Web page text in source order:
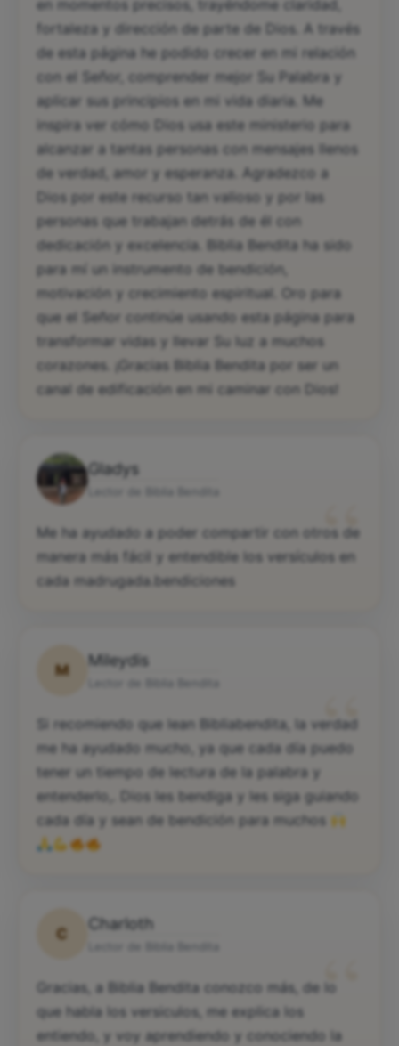
en momentos precisos, trayéndome claridad,
fortaleza y dirección de parte de Dios. A través
de esta página he podido crecer en mi relación
con el Señor, comprender mejor Su Palabra y
aplicar sus principios en mi vida diaria. Me
inspira ver cómo Dios usa este ministerio para
alcanzar a tantas personas con mensajes llenos
de verdad, amor y esperanza. Agradezco a
Dios por este recurso tan valioso y por las
personas que trabajan detrás de él con
dedicación y excelencia. Biblia Bendita ha sido
para mí un instrumento de bendición,
motivación y crecimiento espiritual. Oro para
que el Señor continúe usando esta página para
transformar vidas y llevar Su luz a muchos
corazones. ¡Gracias Biblia Bendita por ser un
canal de edificación en mi caminar con Dios!
Gladys
“
Me ha ayudado a poder compartir con otros de
manera más fácil y entendible los versículos en
cada madrugada.bendiciones
M
Mileydis
“
Si recomiendo que lean Bibliabendita, la verdad
me ha ayudado mucho, ya que cada día puedo
tener un tiempo de lectura de la palabra y
entenderlo,. Dios les bendiga y les siga guiando
cada día y sean de bendición para muchos
C
Charloth
“
Gracias, a Biblia Bendita conozco más, de lo
que habla los versiculos, me explica los
entiendo, y voy aprendiendo y conociendo la